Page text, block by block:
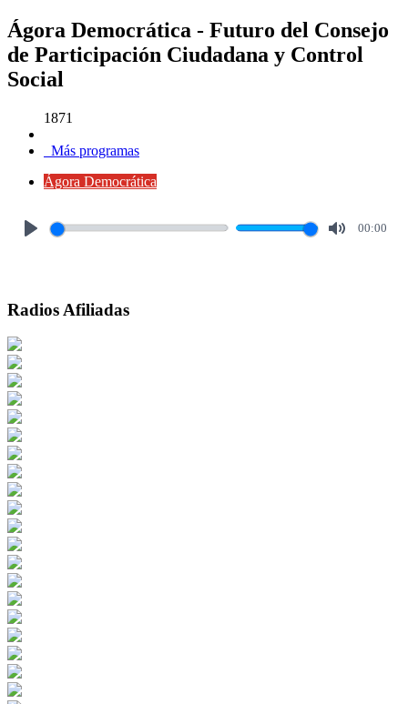
Ágora Democrática - Futuro del Consejo
de Participación Ciudadana y Control
Social
1871
Más programas
Ágora Democrática
00:00
Radios Afiliadas